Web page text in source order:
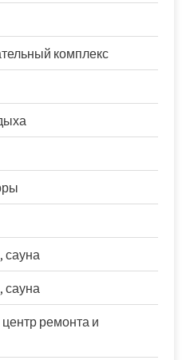
комплекс
сауна
сауна
ремонта и